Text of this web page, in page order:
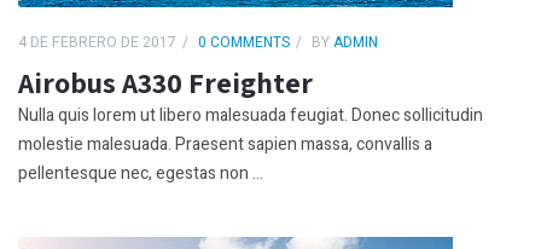
4 DE FEBRERO DE 2017 0 COMMENTS BYADMIN
Airobus A330 Freighter
Nulla quis lorem ut libero malesuada feugiat. Donec sollicitudin
molestie malesuada. Praesent sapien massa, convallis a
pellentesque nec, egestas non ...